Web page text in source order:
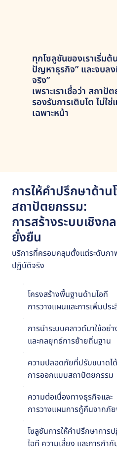
ทุกโซลูชันของเราเริ่มต้
ปัญหาธุรกิจ” และจบล
จริง”
เพราะเราเชื่อว่า สถา
รองรับการเติบโต ไม่ใ
เฉพาะหน้า
การให้คำปรึกษาด้าน
สถาปัตยกรรม:
การสร้างระบบเชิง
ยั่งยืน
บริการที่ครอบคลุมตั้งแต่ระดับภ
ปฏิบัติจริง
โครงสร้างพื้นฐานด้านไอที
การวางแผนและการเพิ่มปร
การนำระบบคลาวด์มาใช้อย่
และกลยุทธ์การย้ายถิ่นฐาน
ความปลอดภัยที่ปรับขนาดไ
การออกแบบสถาปัตยกรรม
ความต่อเนื่องทางธุรกิจและ
การวางแผนการกู้คืนจากภั
โซลูชันการให้คำปรึกษากา
ไอที ความเสี่ยง และการกำ